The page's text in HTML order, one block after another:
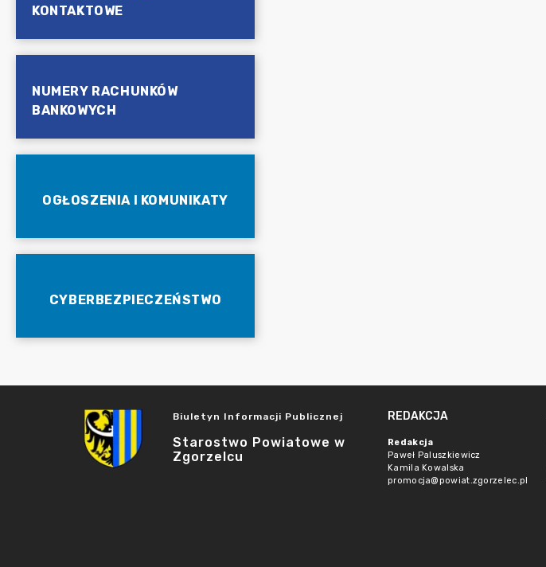
KONTAKTOWE
NUMERY RACHUNKÓW
BANKOWYCH
OGŁOSZENIA I KOMUNIKATY
CYBERBEZPIECZEŃSTWO
Biuletyn Informacji Publicznej
Starostwo Powiatowe w
Zgorzelcu
REDAKCJA
Redakcja
Paweł Paluszkiewicz
Kamila Kowalska
promocja@powiat.zgorzelec.pl